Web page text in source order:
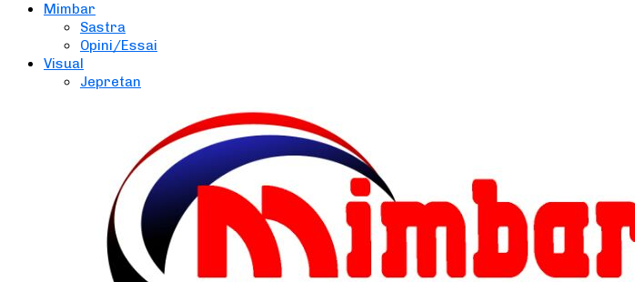
Mimbar
Sastra
Opini/Essai
Visual
Jepretan